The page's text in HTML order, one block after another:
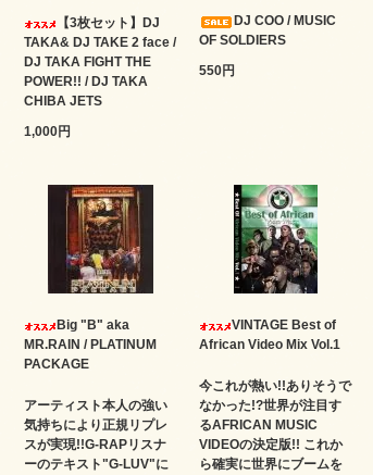
【3枚セット】DJ
TAKA& DJ TAKE 2 face /
DJ TAKA FIGHT THE
POWER!! / DJ TAKA
CHIBA JETS
1,000円
DJ COO / MUSIC
OF SOLDIERS
550円
Big "B" aka
MR.RAIN / PLATINUM
PACKAGE
アーティスト本人の強い
気持ちにより正規リプレ
スが実現!!G-RAPリスナ
ーのテキスト"G-LUV"に
VINTAGE Best of
African Video Mix Vol.1
今これが熱い!!ありそうで
なかった!?世界が注目す
るAFRICAN MUSIC
VIDEOの決定版!! これか
ら確実に世界にブームを